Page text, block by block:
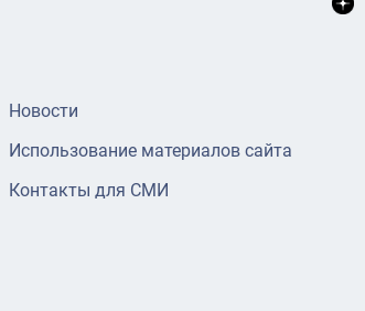
Новости
Использование материалов сайта
Контакты для СМИ